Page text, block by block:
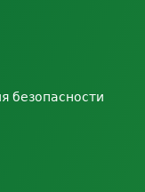
безопасности